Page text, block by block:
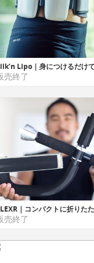
売終了
売終了